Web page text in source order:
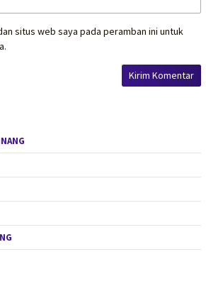
situs web saya pada peramban ini untuk